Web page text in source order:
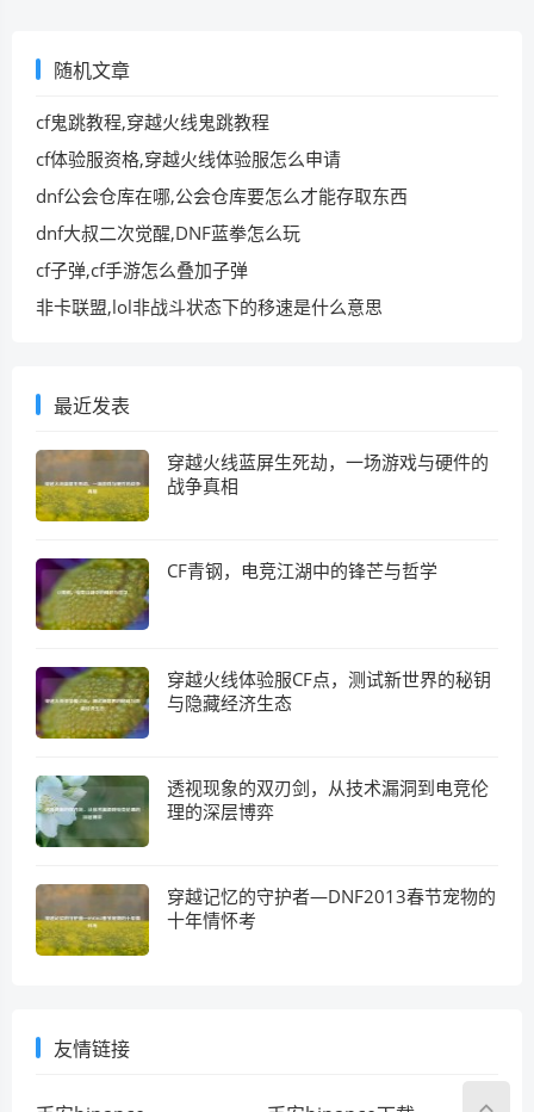
随机文章
cf鬼跳教程,穿越火线鬼跳教程
cf体验服资格,穿越火线体验服怎么申请
dnf公会仓库在哪,公会仓库要怎么才能存取东西
dnf大叔二次觉醒,DNF蓝拳怎么玩
cf子弹,cf手游怎么叠加子弹
非卡联盟,lol非战斗状态下的移速是什么意思
最近发表
穿越火线蓝屏生死劫，一场游戏与硬件的
战争真相
CF青钢，电竞江湖中的锋芒与哲学
穿越火线体验服CF点，测试新世界的秘钥
与隐藏经济生态
透视现象的双刃剑，从技术漏洞到电竞伦
理的深层博弈
穿越记忆的守护者—DNF2013春节宠物的
十年情怀考
友情链接